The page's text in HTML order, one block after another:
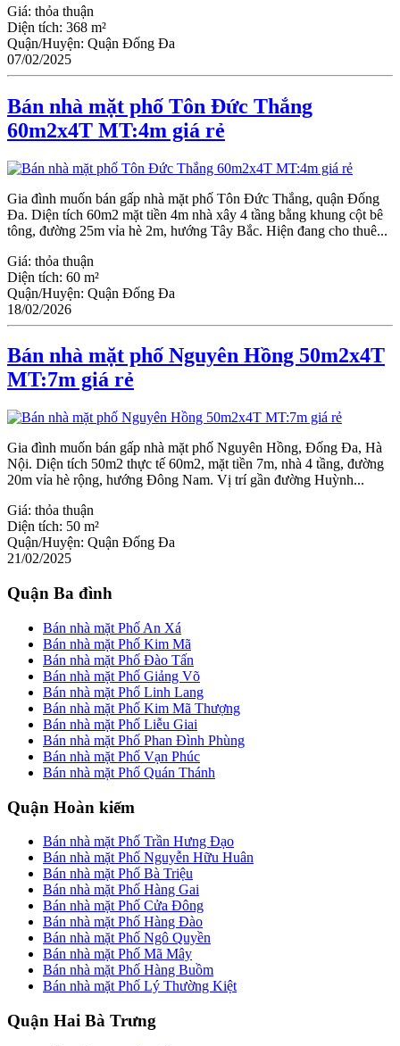
Giá: thỏa thuận
Diện tích: 368 m²
Quận/Huyện: Quận Đống Đa
07/02/2025
Bán nhà mặt phố Tôn Đức Thắng
60m2x4T MT:4m giá rẻ
Gia đình muốn bán gấp nhà mặt phố Tôn Đức Thắng, quận Đống
Đa. Diện tích 60m2 mặt tiền 4m nhà xây 4 tầng bằng khung cột bê
tông, đường 25m vỉa hè 2m, hướng Tây Bắc. Hiện đang cho thuê...
Giá: thỏa thuận
Diện tích: 60 m²
Quận/Huyện: Quận Đống Đa
18/02/2026
Bán nhà mặt phố Nguyên Hồng 50m2x4T
MT:7m giá rẻ
Gia đình muốn bán gấp nhà mặt phố Nguyên Hồng, Đống Đa, Hà
Nội. Diện tích 50m2 thực tế 60m2, mặt tiền 7m, nhà 4 tầng, đường
20m vỉa hè rộng, hướng Đông Nam. Vị trí gần đường Huỳnh...
Giá: thỏa thuận
Diện tích: 50 m²
Quận/Huyện: Quận Đống Đa
21/02/2025
Quận Ba đình
Bán nhà mặt Phố An Xá
Bán nhà mặt Phố Kim Mã
Bán nhà mặt Phố Đào Tấn
Bán nhà mặt Phố Giảng Võ
Bán nhà mặt Phố Linh Lang
Bán nhà mặt Phố Kim Mã Thượng
Bán nhà mặt Phố Liễu Giai
Bán nhà mặt Phố Phan Đình Phùng
Bán nhà mặt Phố Vạn Phúc
Bán nhà mặt Phố Quán Thánh
Quận Hoàn kiếm
Bán nhà mặt Phố Trần Hưng Đạo
Bán nhà mặt Phố Nguyễn Hữu Huân
Bán nhà mặt Phố Bà Triệu
Bán nhà mặt Phố Hàng Gai
Bán nhà mặt Phố Cửa Đông
Bán nhà mặt Phố Hàng Đào
Bán nhà mặt Phố Ngô Quyền
Bán nhà mặt Phố Mã Mây
Bán nhà mặt Phố Hàng Buồm
Bán nhà mặt Phố Lý Thường Kiệt
Quận Hai Bà Trưng